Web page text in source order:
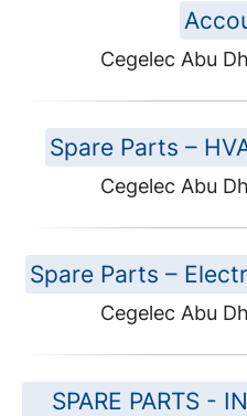
Cegelec Abu
Spare Parts –
Cegelec Abu
Spare Parts –
Cegelec Abu
SPARE PARTS -